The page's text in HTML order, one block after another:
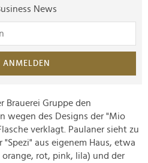
News
ANMELDEN
Brauerei Gruppe den
wegen des Designs der "Mio
verklagt. Paulaner sieht zu
aus eigenem Haus, etwa
rot, pink, lila) und der